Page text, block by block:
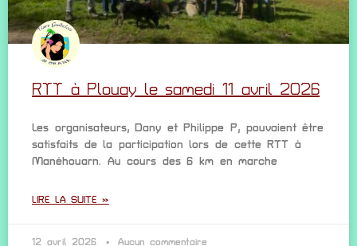
RTT à Plouay le samedi 11 avril 2026
Les organisateurs, Dany et Philippe P, pouvaient être
satisfaits de la participation lors de cette RTT à
Manéhouarn. Au cours des 6 km en marche
LIRE LA SUITE »
12 avril 2026 Aucun commentaire